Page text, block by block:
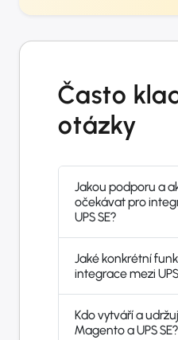
Často
otázky
Jakou podporu a
očekávat pro
UPS SE?
Jaké konkrétní
integrace mezi
Kdo vytváří a
Magento a UPS SE?